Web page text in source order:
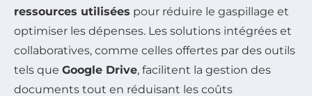
ressources utilisées pour réduire le gaspillage et
optimiser les dépenses. Les solutions intégrées et
collaboratives, comme celles offertes par des outils
tels que Google Drive, facilitent la gestion des
documents tout en réduisant les coûts